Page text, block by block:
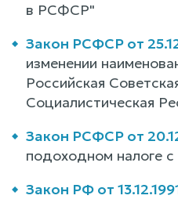
в РСФСР"
Закон РСФСР от
изменении
Российская
Социалистическая
Закон РСФСР от
подоходном налоге
Закон РФ от